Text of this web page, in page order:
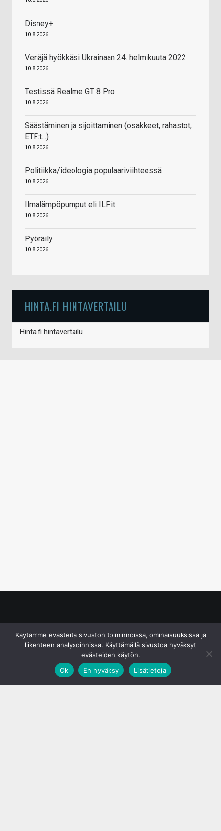
Disney+
10.8.2026
Venäjä hyökkäsi Ukrainaan 24. helmikuuta 2022
10.8.2026
Testissä Realme GT 8 Pro
10.8.2026
Säästäminen ja sijoittaminen (osakkeet, rahastot,
ETF:t...)
10.8.2026
Politiikka/ideologia populaariviihteessä
10.8.2026
Ilmalämpöpumput eli ILPit
10.8.2026
Pyöräily
10.8.2026
HINTA.FI HINTAVERTAILU
Hinta.fi hintavertailu
Käytämme evästeitä sivuston toiminnoissa, ominaisuuksissa ja
liikenteen analysoinnissa. Käyttämällä sivustoa hyväksyt
evästeiden käytön.
Ok
En hyväksy Lisätietoja